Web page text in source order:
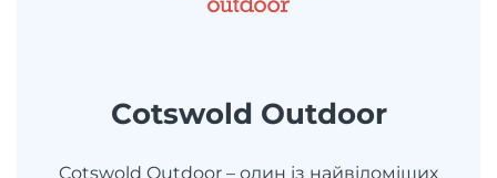
Cotswold Outdoor
Cotswold Outdoor – один із найвідоміших